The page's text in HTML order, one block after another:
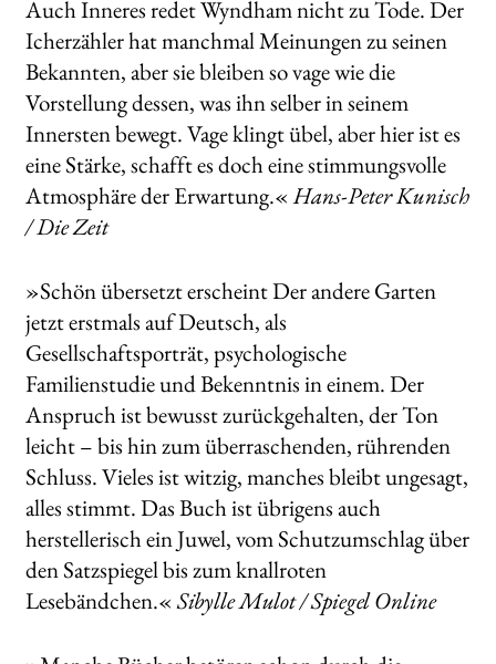
Auch Inneres redet Wyndham nicht zu Tode. Der
Icherzähler hat manchmal Meinungen zu seinen
Bekannten, aber sie bleiben so vage wie die
Vorstellung dessen, was ihn selber in seinem
Innersten bewegt. Vage klingt übel, aber hier ist es
eine Stärke, schafft es doch eine stimmungsvolle
Atmosphäre der Erwartung.«Hans-Peter Kunisch
/ Die Zeit
»Schön übersetzt erscheint Der andere Garten
jetzt erstmals auf Deutsch, als
Gesellschaftsporträt, psychologische
Familienstudie und Bekenntnis in einem. Der
Anspruch ist bewusst zurückgehalten, der Ton
leicht – bis hin zum überraschenden, rührenden
Schluss. Vieles ist witzig, manches bleibt ungesagt,
alles stimmt. Das Buch ist übrigens auch
herstellerisch ein Juwel, vom Schutzumschlag über
den Satzspiegel bis zum knallroten
Lesebändchen.«Sibylle Mulot / Spiegel Online